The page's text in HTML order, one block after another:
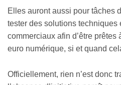
Elles auront aussi pour tâches
tester des solutions techniques
commerciaux afin d’être prêtes
euro numérique, si et quand
Officiellement, rien n’est donc